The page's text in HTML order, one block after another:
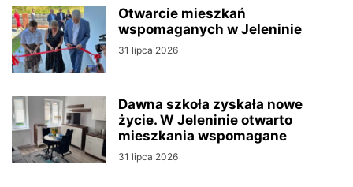
Otwarcie mieszkań
wspomaganych w Jeleninie
31 lipca 2026
Dawna szkoła zyskała nowe
życie. W Jeleninie otwarto
mieszkania wspomagane
31 lipca 2026